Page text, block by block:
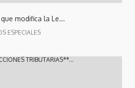
modifica la Le...
ESPECIALES
TRIBUTARIAS**...